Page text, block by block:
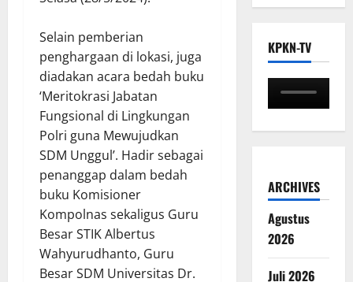
Selain pemberian
penghargaan di lokasi, juga
diadakan acara bedah buku
‘Meritokrasi Jabatan
Fungsional di Lingkungan
Polri guna Mewujudkan
SDM Unggul’. Hadir sebagai
penanggap dalam bedah
buku Komisioner
Kompolnas sekaligus Guru
Besar STIK Albertus
Wahyurudhanto, Guru
Besar SDM Universitas Dr.
KPKN-TV
ARCHIVES
Agustus
2026
Juli 2026